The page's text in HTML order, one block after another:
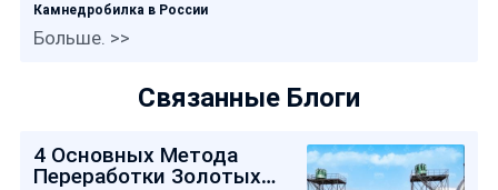
Камнедробилка в России
Больше. >>
Связанные Блоги
4 Основных Метода
Переработки Золотых